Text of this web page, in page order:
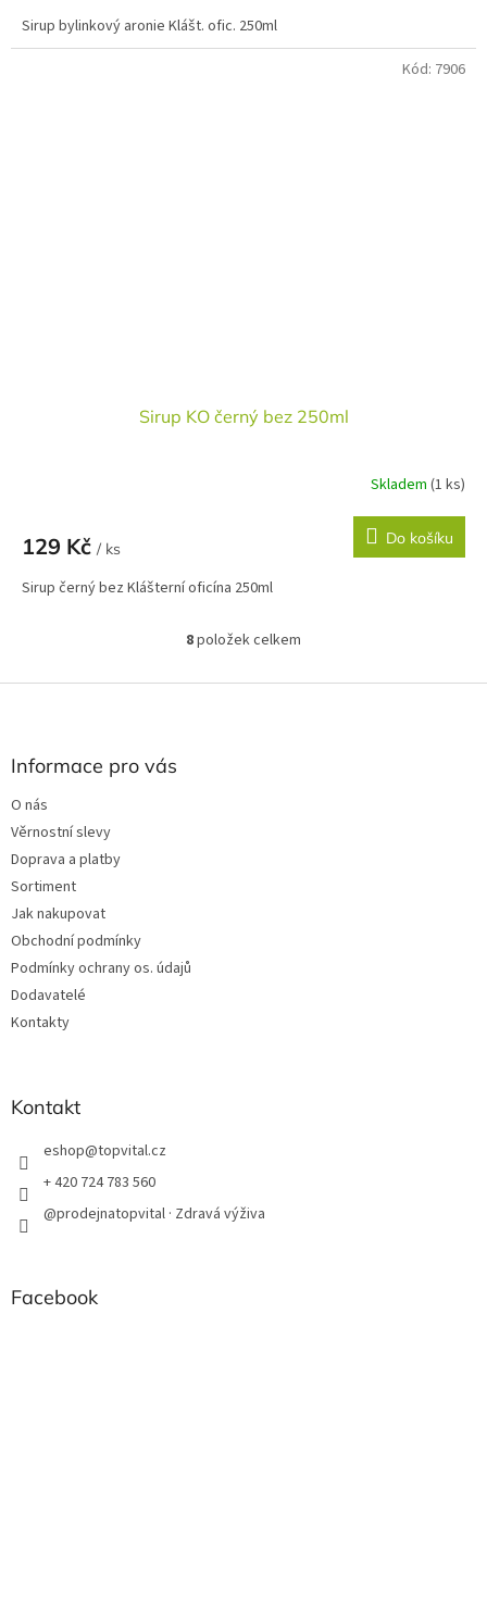
Sirup bylinkový aronie Klášt. ofic. 250ml
Sirup KO černý bez 250ml
Skladem (1 ks)
129 Kč / ks
Do košíku
Sirup černý bez Klášterní oficína 250ml
Kód: 7906
O
l
8položek celkem
Z
Informace pro vás
O nás
Věrnostní slevy
Doprava a platby
Sortiment
Jak nakupovat
Obchodní podmínky
Podmínky ochrany os. údajů
Dodavatelé
Kontakty
Kontakt
eshop@topvital.cz
+ 420 724 783 560
@prodejnatopvital · Zdravá výživa
Facebook